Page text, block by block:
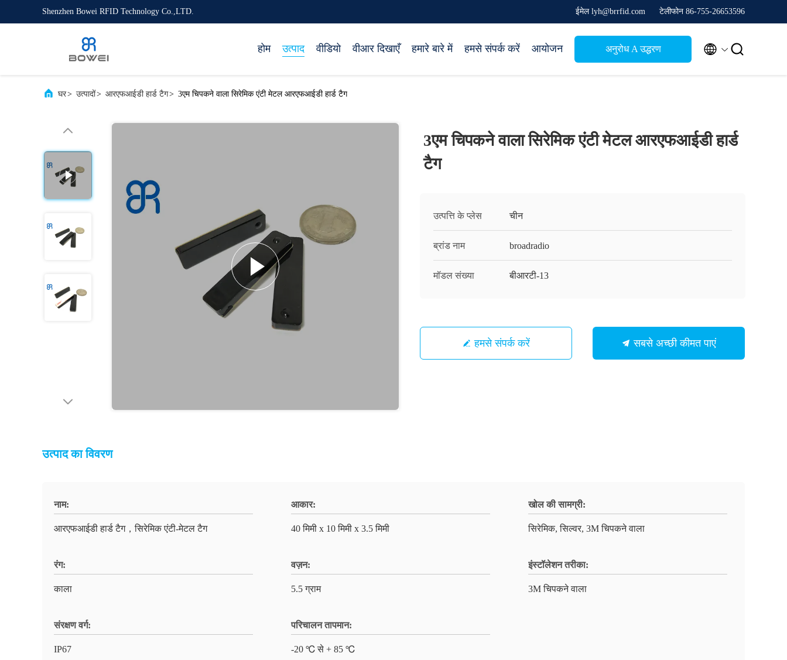
Shenzhen Bowei RFID Technology Co.,LTD. ईमेल lyh@brrfid.com टेलीफोन 86-755-26653596
होम उत्पाद वीडियो वीआर दिखाएँ हमारे बारे में हमसे संपर्क करें आयोजन अनुरोध A उद्धरण  
घर> उत्पादों> आरएफआईडी हार्ड टैग> 3एम चिपकने वाला सिरेमिक एंटी मेटल आरएफआईडी हार्ड टैग
3एम चिपकने वाला सिरेमिक एंटी मेटल आरएफआईडी हार्ड
टैग
उत्पत्ति के प्लेस चीन
ब्रांड नाम broadradio
मॉडल संख्या बीआरटी-13
हमसे संपर्क करें सबसे अच्छी कीमत पाएं
उत्पाद का विवरण
नाम:
आरएफआईडी हार्ड टैग，सिरेमिक एंटी-मेटल टैग
आकार:
40 मिमी x 10 मिमी x 3.5 मिमी
खोल की सामग्री:
सिरेमिक, सिल्वर, 3M चिपकने वाला
रंग:
काला
वज़न:
5.5 ग्राम
इंस्टॉलेशन तरीका:
3M चिपकने वाला
संरक्षण वर्ग:
IP67
परिचालन तापमान:
-20 ℃ से + 85 ℃